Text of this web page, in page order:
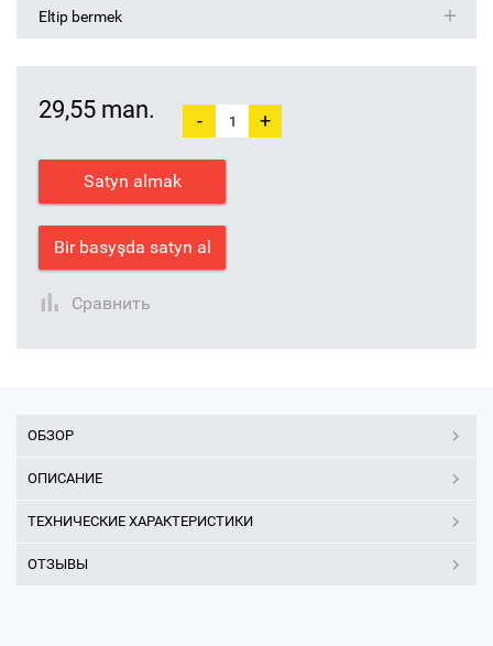
Eltip bermek
29,55 man. - +
Satyn almak
Bir basyşda satyn al
Сравнить
ОБЗОР
ОПИСАНИЕ
ТЕХНИЧЕСКИЕ ХАРАКТЕРИСТИКИ
ОТЗЫВЫ